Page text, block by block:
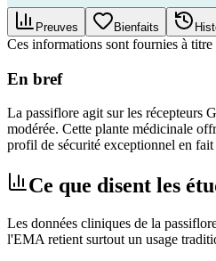
Preuves Bienfaits
Ces informations sont fournies à
En bref
La passiflore agit sur les récepteurs
modérée. Cette plante médicinale
profil de sécurité exceptionnel en
Ce que disent les
Les données cliniques de la
l'EMA retient surtout un usage